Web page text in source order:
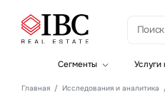
Сегменты
Главная Исследования и аналитика